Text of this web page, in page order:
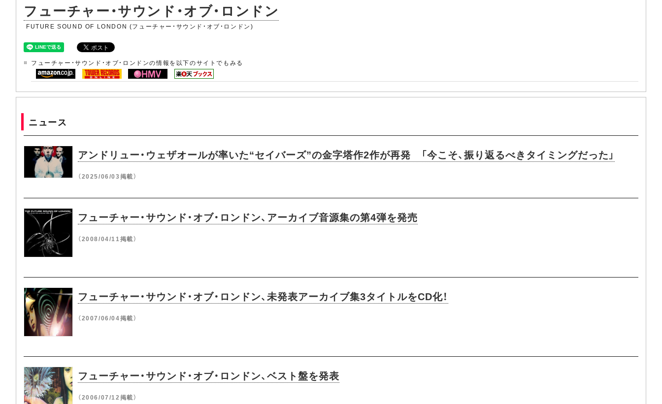
フューチャー・サウンド・オブ・ロンドン
FUTURE SOUND OF LONDON (フューチャー・サウンド・オブ・ロンドン)
フューチャー・サウンド・オブ・ロンドンの情報を以下のサイトでもみる
ニュース
アンドリュー・ウェザオールが率いた“セイバーズ”の金字塔作2作が再発 「今こそ、振り返るべきタイミングだった」
（2025/06/03掲載）
フューチャー・サウンド・オブ・ロンドン、アーカイブ音源集の第4弾を発売
（2008/04/11掲載）
フューチャー・サウンド・オブ・ロンドン、未発表アーカイブ集3タイトルをCD化！
（2007/06/04掲載）
フューチャー・サウンド・オブ・ロンドン、ベスト盤を発表
（2006/07/12掲載）